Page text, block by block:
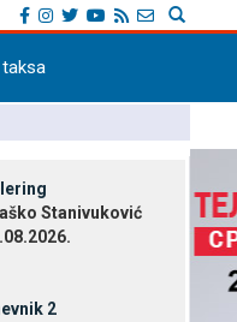
taksa
Stanivuković
2